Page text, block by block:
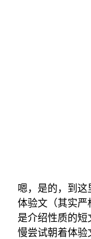
嗯，是的，到
体验文（其实严
是介绍性质的
慢尝试朝着体验